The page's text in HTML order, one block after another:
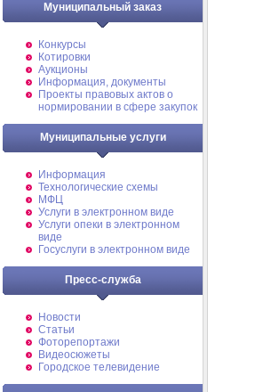
Муниципальный заказ
Конкурсы
Котировки
Аукционы
Информация, документы
Проекты правовых актов о
нормировании в сфере закупок
Муниципальные услуги
Информация
Технологические схемы
МФЦ
Услуги в электронном виде
Услуги опеки в электронном
виде
Госуслуги в электронном виде
Пресс-служба
Новости
Статьи
Фоторепортажи
Видеосюжеты
Городское телевидение